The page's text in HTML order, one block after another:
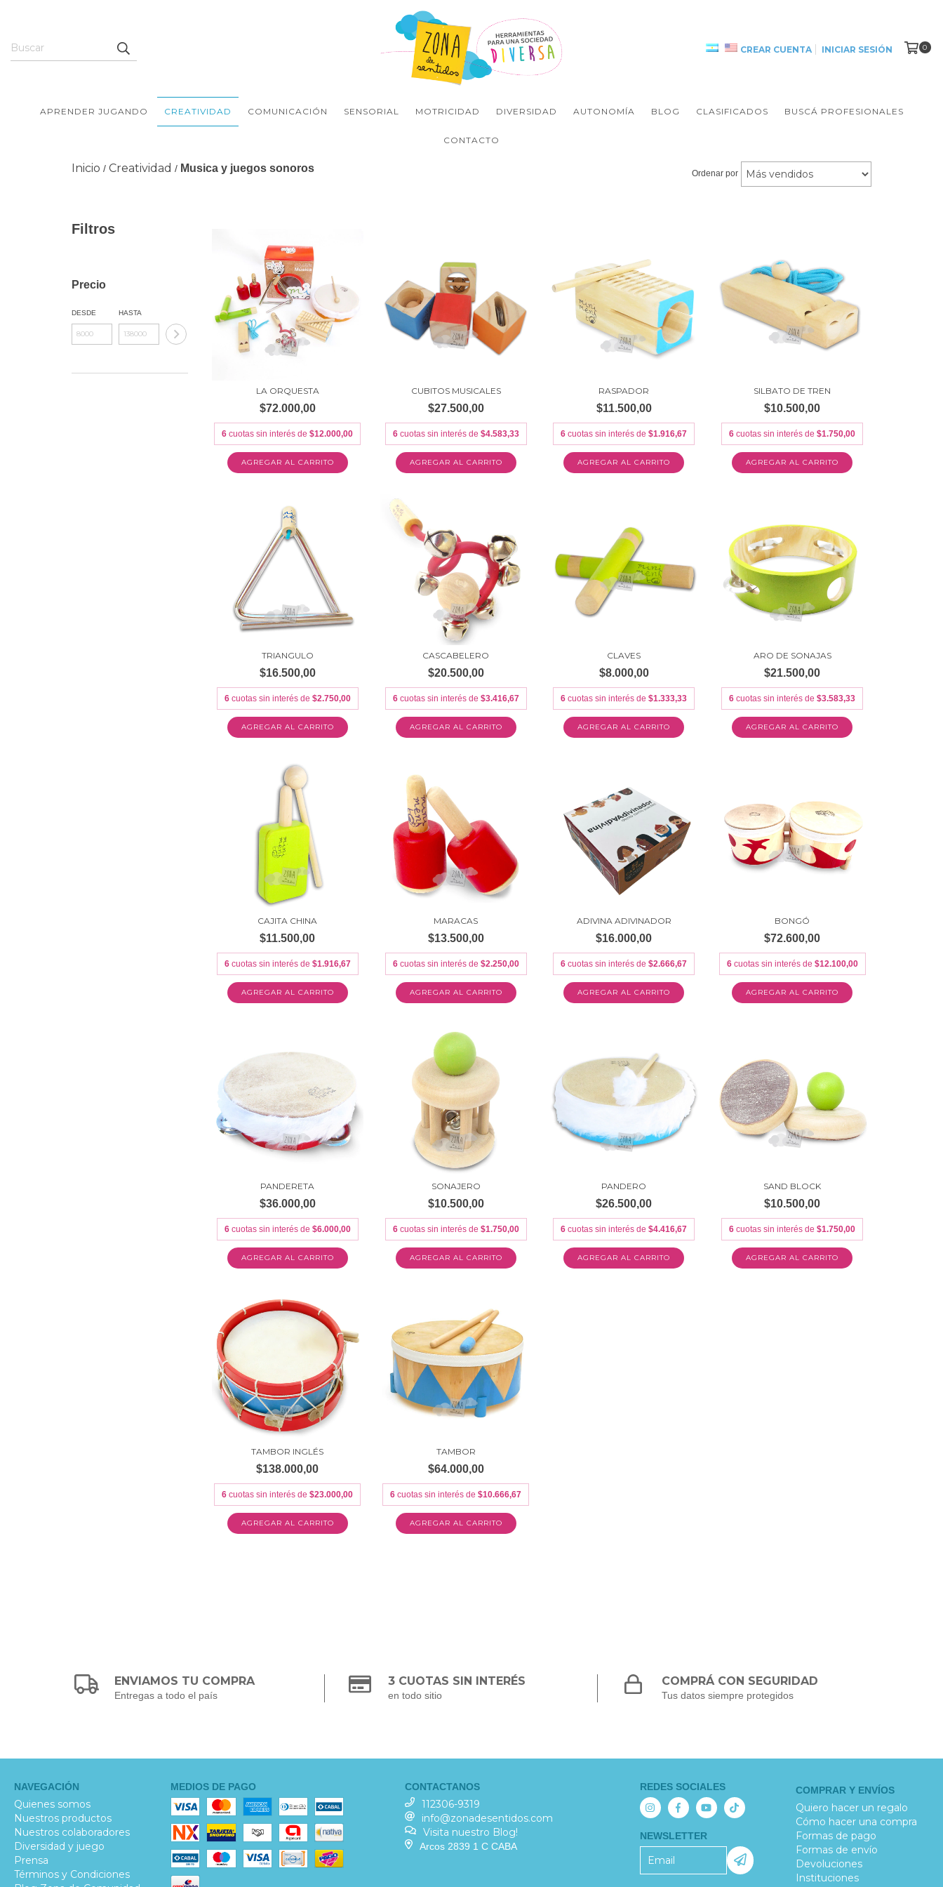
CREAR CUENTA INICIAR SESIÓN 0
APRENDER JUGANDO CREATIVIDAD COMUNICACIÓN SENSORIAL MOTRICIDAD DIVERSIDAD AUTONOMÍA BLOG CLASIFICADOS BUSCÁ PROFESIONALES
CONTACTO
Inicio / Creatividad / Musica y juegos sonoros Ordenar por
Filtros
Precio
DESDE HASTA
LA ORQUESTA
$72.000,00
6 cuotas sin interés de$12.000,00
CUBITOS MUSICALES
$27.500,00
6 cuotas sin interés de $4.583,33
RASPADOR
$11.500,00
6 cuotas sin interés de$1.916,67
SILBATO DE TREN
$10.500,00
6 cuotas sin interés de$1.750,00
TRIANGULO
$16.500,00
6 cuotas sin interés de $2.750,00
CASCABELERO
$20.500,00
6 cuotas sin interés de $3.416,67
CLAVES
$8.000,00
6 cuotas sin interés de$1.333,33
ARO DE SONAJAS
$21.500,00
6 cuotas sin interés de$3.583,33
CAJITA CHINA
$11.500,00
6 cuotas sin interés de $1.916,67
MARACAS
$13.500,00
6 cuotas sin interés de $2.250,00
ADIVINA ADIVINADOR
$16.000,00
6 cuotas sin interés de$2.666,67
BONGÓ
$72.600,00
6 cuotas sin interés de $12.100,00
PANDERETA
$36.000,00
6 cuotas sin interés de $6.000,00
SONAJERO
$10.500,00
6 cuotas sin interés de $1.750,00
PANDERO
$26.500,00
6 cuotas sin interés de$4.416,67
SAND BLOCK
$10.500,00
6 cuotas sin interés de$1.750,00
TAMBOR INGLÉS
$138.000,00
6 cuotas sin interés de$23.000,00
TAMBOR
$64.000,00
6 cuotas sin interés de$10.666,67
ENVIAMOS TU COMPRA
Entregas a todo el país
3 CUOTAS SIN INTERÉS
en todo sitio
COMPRÁ CON SEGURIDAD
Tus datos siempre protegidos
NAVEGACIÓN
Quienes somos
Nuestros productos
Nuestros colaboradores
Diversidad y juego
Prensa
Términos y Condiciones
MEDIOS DE PAGO CONTACTANOS
112306-9319
info@zonadesentidos.com
Visita nuestro Blog!
Arcos 2839 1 C CABA
REDES SOCIALES
NEWSLETTER
COMPRAR Y ENVÍOS
Quiero hacer un regalo
Cómo hacer una compra
Formas de pago
Formas de envío
Devoluciones
Instituciones